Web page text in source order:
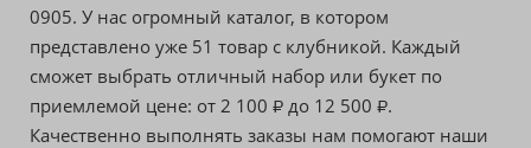
0905. У нас огромный каталог, в котором
представлено уже 51 товар с клубникой. Каждый
сможет выбрать отличный набор или букет по
приемлемой цене: от 2 100 ₽ до 12 500 ₽.
Качественно выполнять заказы нам помогают наши